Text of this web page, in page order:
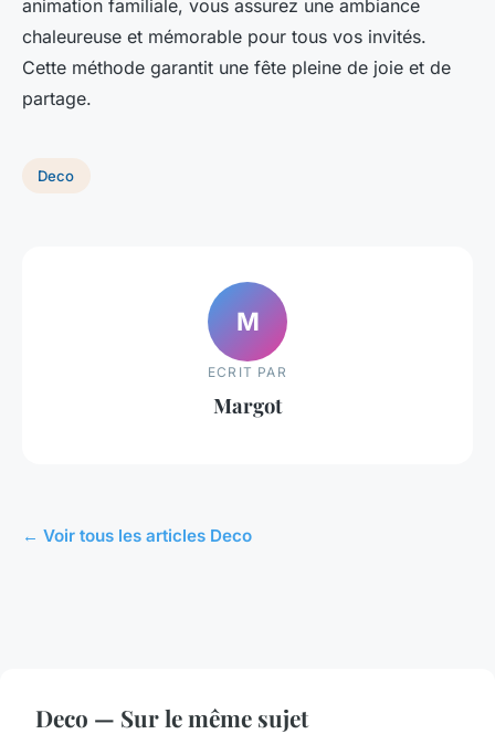
animation familiale, vous assurez une ambiance
chaleureuse et mémorable pour tous vos invités.
Cette méthode garantit une fête pleine de joie et de
partage.
Deco
M
ECRIT PAR
Margot
← Voir tous les articles Deco
Deco — Sur le même sujet